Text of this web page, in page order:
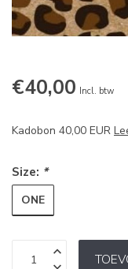
€40,00 Incl. btw
Kadobon 40,00 EUR
Size: *
ONE